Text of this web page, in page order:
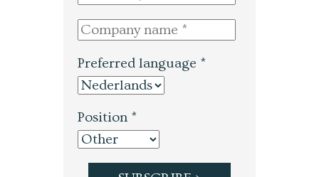
Preferred language *
Position *